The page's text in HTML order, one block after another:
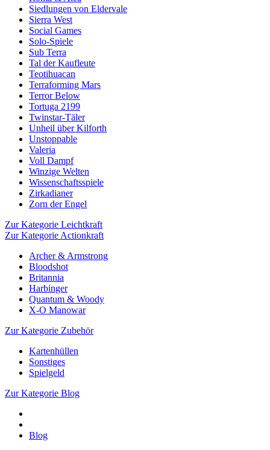
Siedlungen von Eldervale
Sierra West
Social Games
Solo-Spiele
Sub Terra
Tal der Kaufleute
Teotihuacan
Terraforming Mars
Terror Below
Tortuga 2199
Twinstar-Täler
Unheil über Kilforth
Unstoppable
Valeria
Voll Dampf
Winzige Welten
Wissenschaftsspiele
Zirkadianer
Zorn der Engel
Zur Kategorie Leichtkraft
Zur Kategorie Actionkraft
Archer & Armstrong
Bloodshot
Britannia
Harbinger
Quantum & Woody
X-O Manowar
Zur Kategorie Zubehör
Kartenhüllen
Sonstiges
Spielgeld
Zur Kategorie Blog
Blog